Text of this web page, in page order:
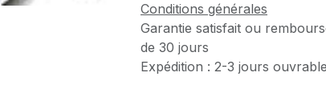
Conditions générales
Garantie satisfait ou
de 30 jours
Expédition : 2-3 jours